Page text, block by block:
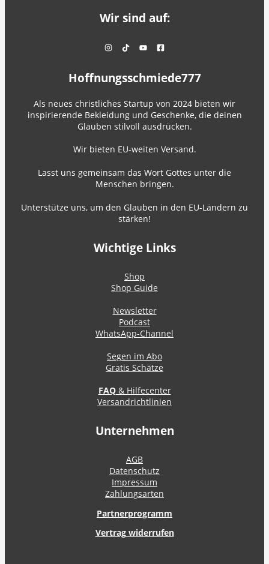
Wir sind auf:
Hoffnungsschmiede777
Als neues christliches Startup von 2024 bieten wir
inspirierende Bekleidung und Geschenke, die deinen
Glauben stilvoll ausdrücken.
Wir bieten EU-weiten Versand.
Lasst uns gemeinsam das Wort Gottes unter die
Menschen bringen.
Unterstütze uns, um den Glauben in den EU-Ländern zu
stärken!
Wichtige Links
Shop
Shop Guide
Newsletter
Podcast
WhatsApp-Channel
Segen im Abo
Gratis Schätze
FAQ& Hilfecenter
Versandrichtlinien
Unternehmen
AGB
Datenschutz
Impressum
Zahlungsarten
Partnerprogramm
Vertrag widerrufen